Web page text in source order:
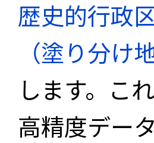
歴史的行政
（塗り分け
します。こ
高精度デー